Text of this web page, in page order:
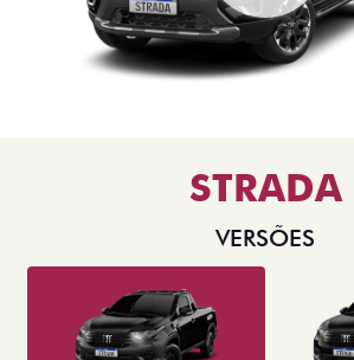
STRADA
VERSÕES